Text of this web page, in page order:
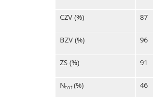
CZV (%) 87
BZV (%) 96
ZS (%) 91
Ntot (%) 46